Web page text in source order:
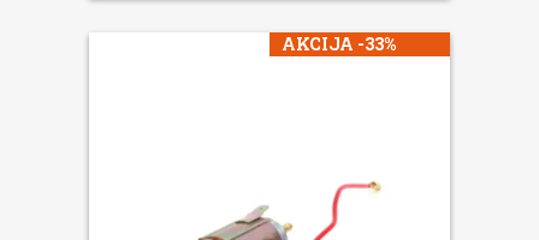
AKCIJA -33%